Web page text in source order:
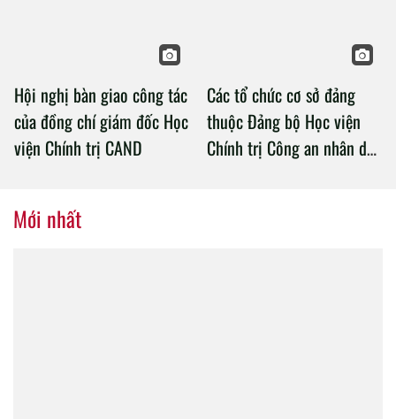
Hội nghị bàn giao công tác
của đồng chí giám đốc Học
viện Chính trị CAND
Các tổ chức cơ sở đảng
thuộc Đảng bộ Học viện
Chính trị Công an nhân dân
Mới nhất